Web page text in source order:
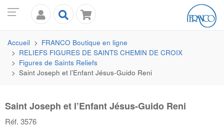
Accueil FRANCO Boutique en ligne
RELIEFS FIGURES DE SAINTS CHEMIN DE CROIX
Figures de Saints Reliefs
Saint Joseph et l’Enfant Jésus-Guido Reni
Saint Joseph et l’Enfant Jésus-Guido Reni
Réf. 3576